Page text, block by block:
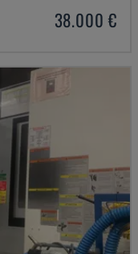
38.000 €